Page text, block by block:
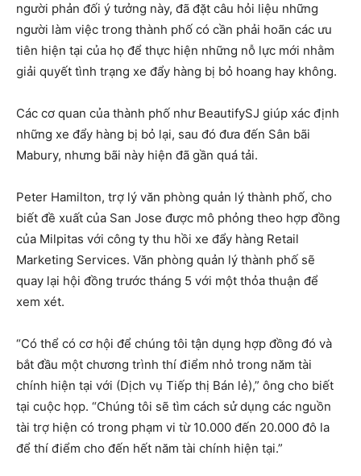
người phản đối ý tưởng này, đã đặt câu hỏi liệu những
người làm việc trong thành phố có cần phải hoãn các ưu
tiên hiện tại của họ để thực hiện những nỗ lực mới nhằm
giải quyết tình trạng xe đẩy hàng bị bỏ hoang hay không.
Các cơ quan của thành phố như BeautifySJ giúp xác định
những xe đẩy hàng bị bỏ lại, sau đó đưa đến Sân bãi
Mabury, nhưng bãi này hiện đã gần quá tải.
Peter Hamilton, trợ lý văn phòng quản lý thành phố, cho
biết đề xuất của San Jose được mô phỏng theo hợp đồng
của Milpitas với công ty thu hồi xe đẩy hàng Retail
Marketing Services. Văn phòng quản lý thành phố sẽ
quay lại hội đồng trước tháng 5 với một thỏa thuận để
xem xét.
“Có thể có cơ hội để chúng tôi tận dụng hợp đồng đó và
bắt đầu một chương trình thí điểm nhỏ trong năm tài
chính hiện tại với (Dịch vụ Tiếp thị Bán lẻ),” ông cho biết
tại cuộc họp. “Chúng tôi sẽ tìm cách sử dụng các nguồn
tài trợ hiện có trong phạm vi từ 10.000 đến 20.000 đô la
để thí điểm cho đến hết năm tài chính hiện tại.”